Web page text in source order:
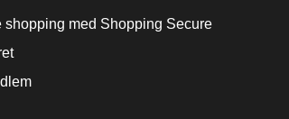
shopping med Shopping Secure